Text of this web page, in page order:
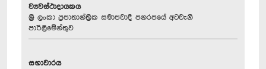
ව්‍යවස්ථාදායකය
ශ්‍රී ලංකා ප්‍රජාතාන්ත්‍රික සමාජවාදී ජනරජයේ අටවැනි
පාර්ලිමේන්තුව
සභාවාරය